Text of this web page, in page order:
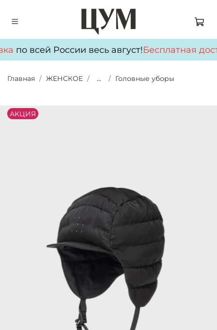
по всей России весь август!Бесплатная
Главная ЖЕНСКОЕ ... Головные уборы
АKЦИЯ